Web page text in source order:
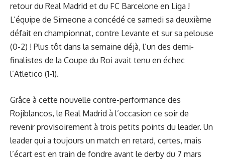
retour du Real Madrid et du FC Barcelone en Liga !
L’équipe de Simeone a concédé ce samedi sa deuxième
défait en championnat, contre Levante et sur sa pelouse
(0-2) ! Plus tôt dans la semaine déjà, l’un des demi-
finalistes de la Coupe du Roi avait tenu en échec
l’Atletico (1-1).
Grâce à cette nouvelle contre-performance des
Rojiblancos, le Real Madrid à l’occasion ce soir de
revenir provisoirement à trois petits points du leader. Un
leader qui a toujours un match en retard, certes, mais
l’écart est en train de fondre avant le derby du 7 mars